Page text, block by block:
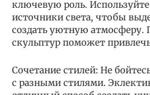
ключевую роль.
источники света, чтобы
создать уютную атмосферу.
скульптур поможет
Сочетание стилей: Не
с разными стилями.